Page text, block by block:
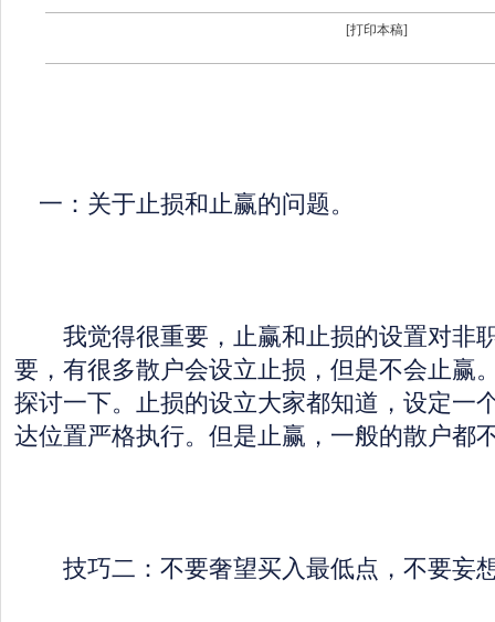
[打印本稿]
一：关于止损和止赢的问题。
我觉得很重要，止赢和止损的设置对非
要，有很多散户会设立止损，但是不会止赢
探讨一下。止损的设立大家都知道，设定一
达位置严格执行。但是止赢，一般的散户都
技巧二：不要奢望买入最低点，不要妄